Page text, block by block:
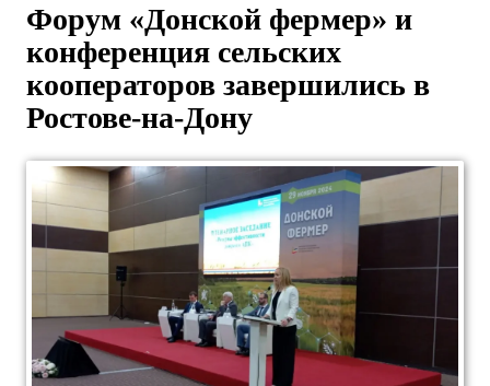
Форум «Донской фермер» и
конференция сельских
кооператоров завершились в
Ростове-на-Дону